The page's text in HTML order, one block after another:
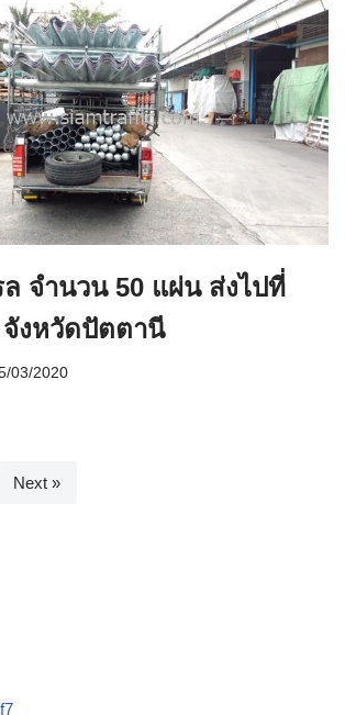
ล จำนวน 50 แผ่น ส่งไปที่
จังหวัดปัตตานี
03/2020
Next »